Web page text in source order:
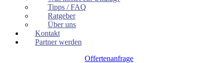
Tipps / FAQ
Ratgeber
Über uns
Kontakt
Partner werden
Offertenanfrage